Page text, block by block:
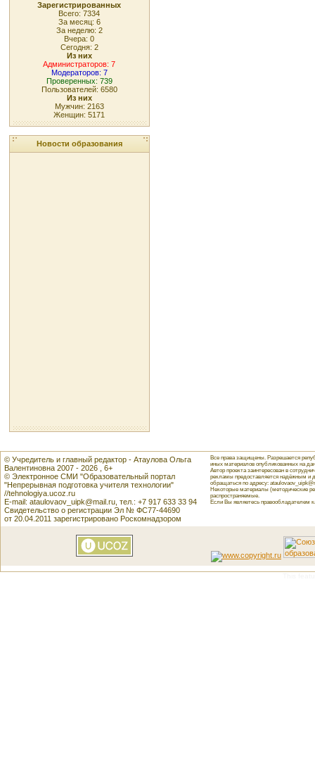
Зарегистрированных
Всего: 7334
За месяц: 6
За неделю: 2
Вчера: 0
Сегодня: 2
Из них
Администраторов: 7
Модераторов: 7
Проверенных: 739
Пользователей: 6580
Из них
Мужчин: 2163
Женщин: 5171
Новости образования
© Учредитель и главный редактор - Атаулова Ольга
Валентиновна 2007 - 2026 , 6+
© Электронное СМИ "Образовательный портал
"Непрерывная подготовка учителя технологии"
//tehnologiya.ucoz.ru
E-mail: ataulovaov_uipk@mail.ru, тел.: +7 917 633 33 94
Свидетельство о регистрации Эл № ФС77-44690
от 20.04.2011 зарегистрировано Роскомнадзором
Все права защищены. Разрешается
иных материалов опубликованных на
Автор проекта заинтересован в
рекламы предоставляется надёжным и
обращаться по адресу:
Некоторые материалы (методические
распространяемые.
Если Вы являетесь правообладателем